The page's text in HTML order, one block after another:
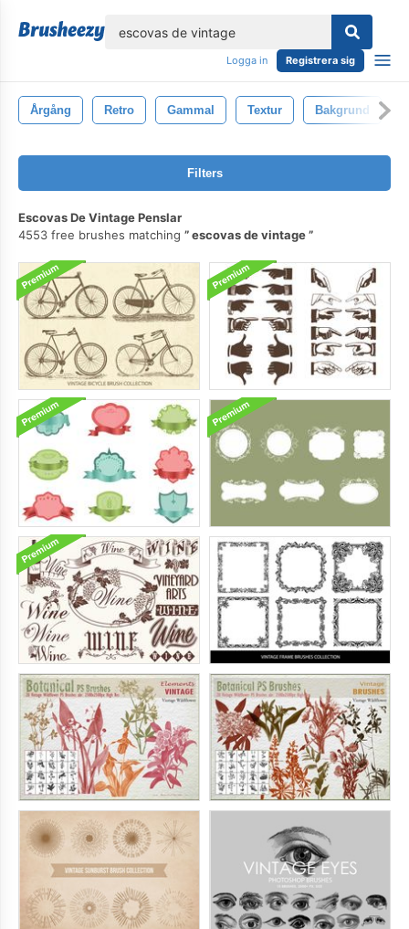
Logga in Registrera sig
Årgång Retro Gammal Textur Bakgrund
Filters
Escovas De Vintage Penslar
4553 free brushes matching
escovas de vintage